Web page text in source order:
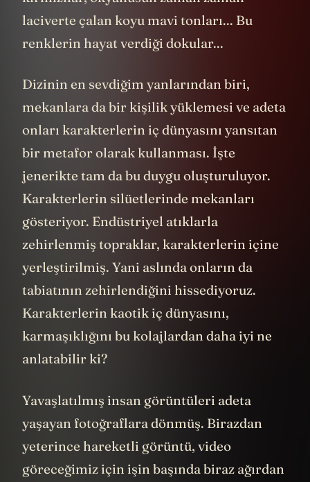
laciverte çalan koyu mavi tonları... Bu
renklerin hayat verdiği dokular...
Dizinin en sevdiğim yanlarından biri,
mekanlara da bir kişilik yüklemesi ve adeta
onları karakterlerin iç dünyasını yansıtan
bir metafor olarak kullanması. İşte
jenerikte tam da bu duygu oluşturuluyor.
Karakterlerin silüetlerinde mekanları
gösteriyor. Endüstriyel atıklarla
zehirlenmiş topraklar, karakterlerin içine
yerleştirilmiş. Yani aslında onların da
tabiatının zehirlendiğini hissediyoruz.
Karakterlerin kaotik iç dünyasını,
karmaşıklığını bu kolajlardan daha iyi ne
anlatabilir ki?
Yavaşlatılmış insan görüntüleri adeta
yaşayan fotoğraflara dönmüş. Birazdan
yeterince hareketli görüntü, video
göreceğimiz için işin başında biraz ağırdan